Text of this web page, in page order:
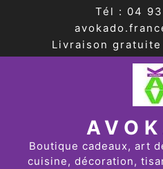
Tél : 04
Livraison
Boutique cadeaux, art
cuisine, décoration,